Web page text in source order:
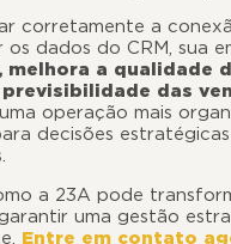
corretamente a
os dados do CRM, sua
a qualidade
das
operação mais
decisões estratégicas
a 23A pode
uma gestão
Entre em contato